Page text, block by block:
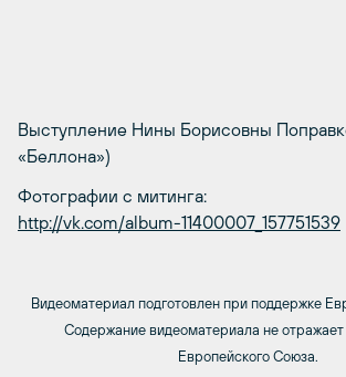
Выступление Нины Борисовны
«Беллона»)
Фотографии с митинга:
http://vk.com/album-11400007_157751539
Видеоматериал подготовлен при поддержке
Содержание видеоматериала не отражает
Европейского Союза.